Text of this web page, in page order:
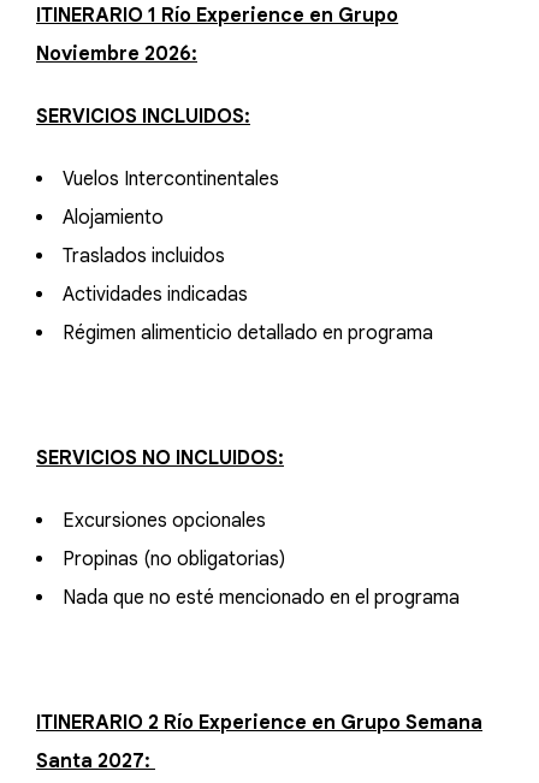
ITINERARIO 1 Río Experience en Grupo
Noviembre 2026:
SERVICIOS INCLUIDOS:
Vuelos Intercontinentales
Alojamiento
Traslados incluidos
Actividades indicadas
Régimen alimenticio detallado en programa
SERVICIOS NO INCLUIDOS:
Excursiones opcionales
Propinas (no obligatorias)
Nada que no esté mencionado en el programa
ITINERARIO 2 Río Experience en Grupo Semana
Santa 2027: